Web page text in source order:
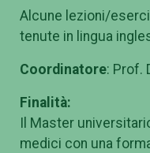
Alcune lezioni/
tenute in lingua
Coordinatore: Prof.
Finalità:
Il Master
medici con una